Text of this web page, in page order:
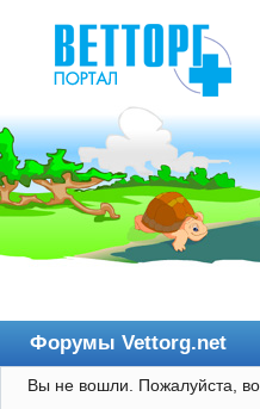
Форумы Vettorg.net
Главная
Вы не вошли. Пожалуйста,